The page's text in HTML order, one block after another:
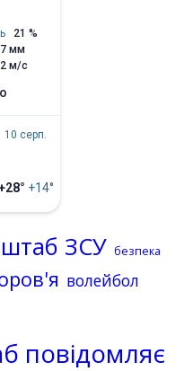
21 %
мм
м/с
10 серп.
+14°
ЗСУ безпека
волейбол
повідомляє